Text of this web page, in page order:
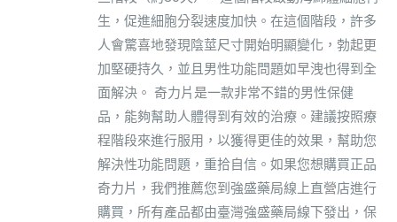
生，促進細胞分裂速度加快。在這個階段，許多
人會驚喜地發現陰莖尺寸開始明顯變化，勃起更
加堅硬持久，並且男性功能問題如早洩也得到全
面解決。 奇力片是一款非常不錯的男性保健
品，能夠幫助人體得到有效的治療。建議按照療
程階段來進行服用，以獲得更佳的效果，幫助您
解決性功能問題，重拾自信。如果您想購買正品
奇力片，我們推薦您到強盛藥局線上直營店進行
購買，所有產品都由臺灣強盛藥局線下發出，保